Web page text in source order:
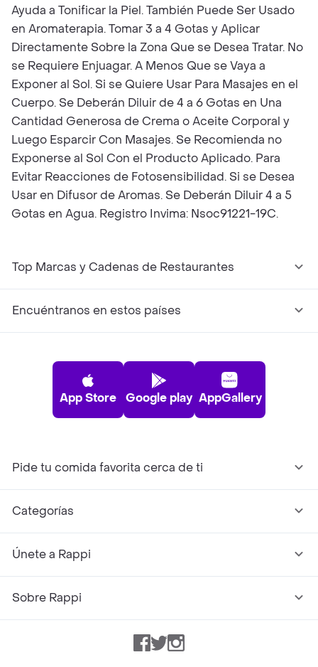
Ayuda a Tonificar la Piel. También Puede Ser Usado
en Aromaterapia. Tomar 3 a 4 Gotas y Aplicar
Directamente Sobre la Zona Que se Desea Tratar. No
se Requiere Enjuagar. A Menos Que se Vaya a
Exponer al Sol. Si se Quiere Usar Para Masajes en el
Cuerpo. Se Deberán Diluir de 4 a 6 Gotas en Una
Cantidad Generosa de Crema o Aceite Corporal y
Luego Esparcir Con Masajes. Se Recomienda no
Exponerse al Sol Con el Producto Aplicado. Para
Evitar Reacciones de Fotosensibilidad. Si se Desea
Usar en Difusor de Aromas. Se Deberán Diluir 4 a 5
Gotas en Agua. Registro Invima: Nsoc91221-19C.
Top Marcas y Cadenas de Restaurantes
Encuéntranos en estos países
App Store Google play AppGallery
Pide tu comida favorita cerca de ti
Categorías
Únete a Rappi
Sobre Rappi
Facebook
TwitterInstagram